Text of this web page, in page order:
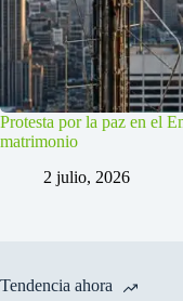
Protesta por la paz en el
matrimonio
2 julio, 2026
Tendencia ahora